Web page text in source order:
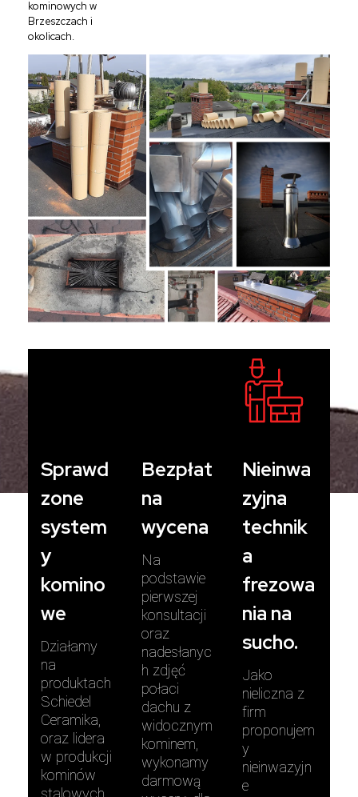
kominowych w
Brzeszczach i
okolicach.
Sprawd
zone
system
y
komino
we
Działamy
na
produktach
Schiedel
Ceramika,
oraz lidera
w produkcji
kominów
Bezpłat
na
wycena
Na
podstawie
pierwszej
konsultacji
oraz
nadesłanyc
h zdjęć
połaci
dachu z
widocznym
kominem,
wykonamy
darmową
Nieinwa
zyjna
technik
a
frezowa
nia na
sucho.
Jako
nieliczna z
firm
proponujem
y
nieinwazyjn
e